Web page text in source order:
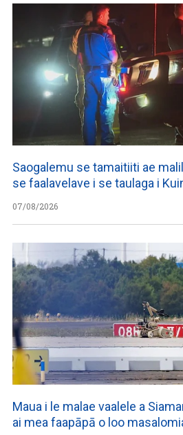
Saogalemu se tamaitiiti ae
se faalavelave i se taulaga i
07/08/2026
Maua i le malae vaalele a
ai mea faapāpā o loo